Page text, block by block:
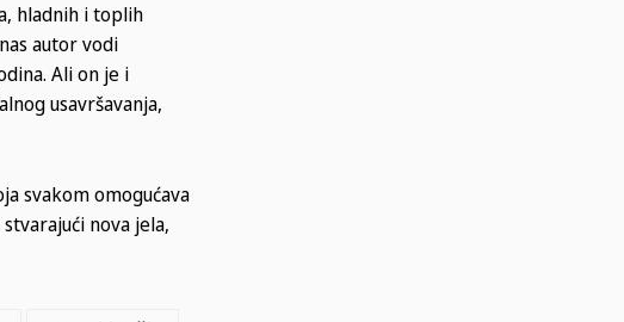
hladnih i toplih
autor vodi
Ali on je i
usavršavanja,
svakom omogućava
nova jela,